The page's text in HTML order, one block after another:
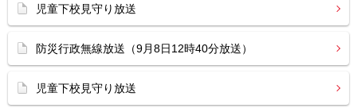
児童下校見守り放送
防災行政無線放送（9月8日12時40分放送）
児童下校見守り放送